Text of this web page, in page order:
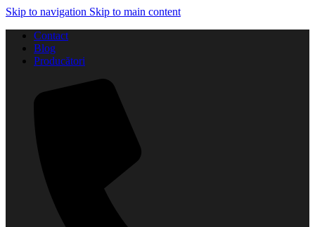
Skip to navigation Skip to main content
Contact
Blog
Producători